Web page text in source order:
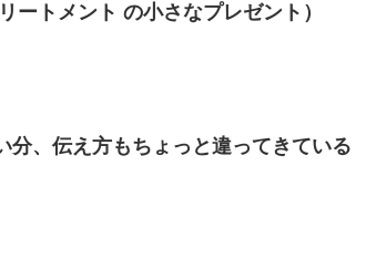
ートメント の小さなプレゼント）
伝え方もちょっと違ってきている